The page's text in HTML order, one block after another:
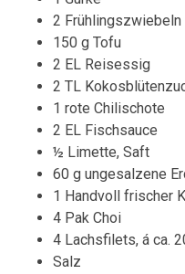
2 Frühlingszwiebeln
150 g Tofu
2 EL Reisessig
2 TL
1 rote Chilischote
2 EL Fischsauce
½ Limette, Saft
60 g ungesalzene
1 Handvoll frischer
4 Pak Choi
4 Lachsfilets, á ca.
Salz